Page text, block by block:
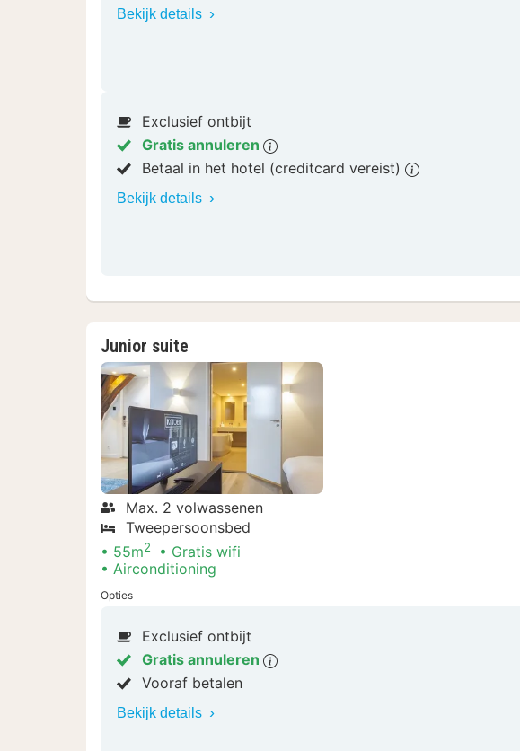
Bekijk details
Exclusief ontbijt
Gratis annuleren
Betaal in het hotel (creditcard vereist)
Bekijk details
Junior suite
Max. 2 volwassenen
Tweepersoonsbed
55m2
Gratis wifi
Airconditioning
Opties
Exclusief ontbijt
Gratis annuleren
Vooraf betalen
Bekijk details